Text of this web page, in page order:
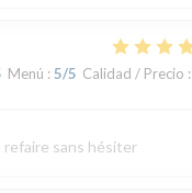
Menú : 5/5 Calidad / Precio :
refaire sans hésiter